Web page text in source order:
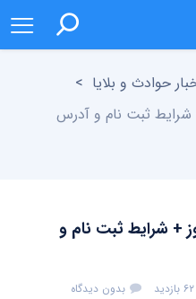
حوادث و بلایا >
۱۴۰۴ از امروز + شرایط ثبت نام و آدرس
عمره ۱۴۰۴ از امروز + شرایط ثبت نام و
۶۲ بازدید بدون دیدگاه